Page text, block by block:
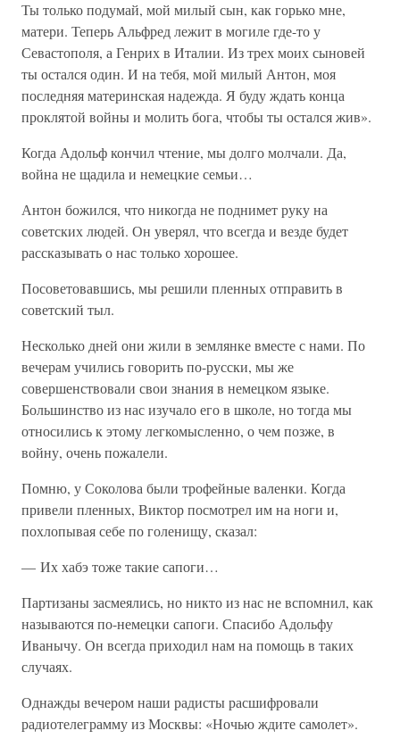
Ты только подумай, мой милый сын, как горько мне,
матери. Теперь Альфред лежит в могиле где-то у
Севастополя, а Генрих в Италии. Из трех моих сыновей
ты остался один. И на тебя, мой милый Антон, моя
последняя материнская надежда. Я буду ждать конца
проклятой войны и молить бога, чтобы ты остался жив».
Когда Адольф кончил чтение, мы долго молчали. Да,
война не щадила и немецкие семьи…
Антон божился, что никогда не поднимет руку на
советских людей. Он уверял, что всегда и везде будет
рассказывать о нас только хорошее.
Посоветовавшись, мы решили пленных отправить в
советский тыл.
Несколько дней они жили в землянке вместе с нами. По
вечерам учились говорить по-русски, мы же
совершенствовали свои знания в немецком языке.
Большинство из нас изучало его в школе, но тогда мы
относились к этому легкомысленно, о чем позже, в
войну, очень пожалели.
Помню, у Соколова были трофейные валенки. Когда
привели пленных, Виктор посмотрел им на ноги и,
похлопывая себе по голенищу, сказал:
— Их хабэ тоже такие сапоги…
Партизаны засмеялись, но никто из нас не вспомнил, как
называются по-немецки сапоги. Спасибо Адольфу
Иванычу. Он всегда приходил нам на помощь в таких
случаях.
Однажды вечером наши радисты расшифровали
радиотелеграмму из Москвы: «Ночью ждите самолет».